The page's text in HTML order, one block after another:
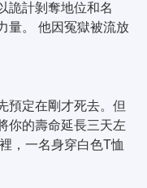
詭計剝奪地位和名
量。 他因冤獄被流放
預定在剛才死去。但
你的壽命延長三天左
，一名身穿白色T恤